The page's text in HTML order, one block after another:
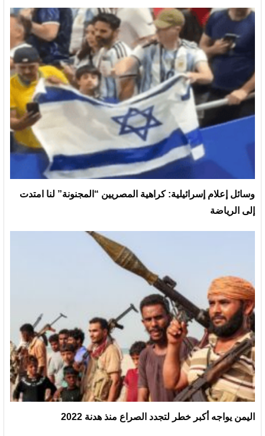
وسائل إعلام إسرائيلية: كراهية المصريين “المجنونة” لنا امتدت
إلى الرياضة
اليمن يواجه أكبر خطر لتجدد الصراع منذ هدنة 2022